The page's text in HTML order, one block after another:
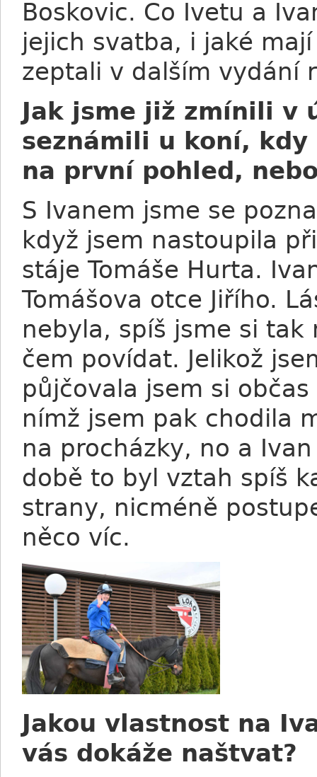
Boskovic. Co Ivetu a
jejich svatba, i jaké
zeptali v dalším vydání
Jak jsme již zmínili v
seznámili u koní,
na první pohled,
S Ivanem jsme se
když jsem nastoupila
stáje Tomáše Hurta.
Tomášova otce Jiřího.
nebyla, spíš jsme si
čem povídat. Jelikož
půjčovala jsem si
nímž jsem pak chodila
na procházky, no a
době to byl vztah spíš
strany, nicméně
něco víc.
Jakou vlastnost na
vás dokáže naštvat?